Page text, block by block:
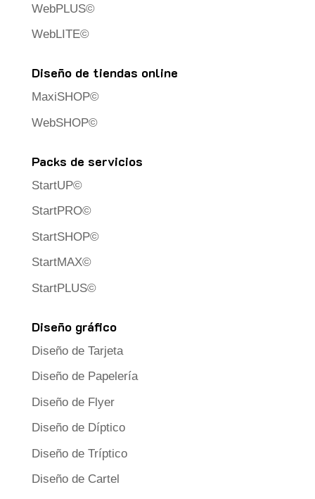
WebPLUS©
WebLITE©
Diseño de tiendas online
MaxiSHOP©
WebSHOP©
Packs de servicios
StartUP©
StartPRO©
StartSHOP©
StartMAX©
StartPLUS©
Diseño gráfico
Diseño de Tarjeta
Diseño de Papelería
Diseño de Flyer
Diseño de Díptico
Diseño de Tríptico
Diseño de Cartel